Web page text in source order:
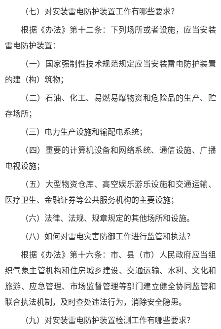
（七）对安装雷电防护装置工作有哪些要求？
根据《办法》第十二条：下列场所或者设施，应当安装
雷电防护装置：
（一）国家强制性技术规范规定应当安装雷电防护装置
的建（构）筑物；
（二）石油、化工、易燃易爆物资和危险品的生产、贮
存场所；
（三）电力生产设施和输配电系统；
（四）重要的计算机设备和网络系统、通信设施、广播
电视设施；
（五）大型物资仓库、高空娱乐游乐设施和交通运输、
医疗卫生、金融证券等公共服务机构的主要设施；
（六）法律、法规、规章规定的其他场所和设施。
（八）如何对雷电灾害防御工作进行监管和执法？
根据《办法》第十六条：市、县（市）人民政府应当组
织气象主管机构和住房城乡建设、交通运输、水利、文化和
旅游、应急管理、市场监督管理等部门建立健全协同监管和
联合执法机制，及时查处违法行为，消除安全隐患。
（九）对安装雷电防护装置检测工作有哪些要求？